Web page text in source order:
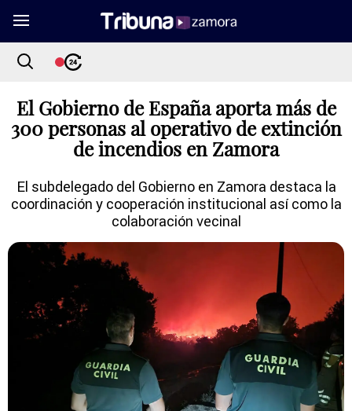
El Gobierno de España aporta más de
300 personas al operativo de extinción
de incendios en Zamora
El subdelegado del Gobierno en Zamora destaca la
coordinación y cooperación institucional así como la
colaboración vecinal